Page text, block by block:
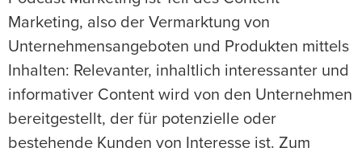
Marketing, also der Vermarktung von
Unternehmensangeboten und Produkten mittels
Inhalten: Relevanter, inhaltlich interessanter und
informativer Content wird von den Unternehmen
bereitgestellt, der für potenzielle oder
bestehende Kunden von Interesse ist. Zum